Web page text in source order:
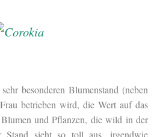
besonderen Blumenstand (neben
betrieben wird, die Wert auf das
und Pflanzen, die wild in der
Stand sieht so toll aus, irgendwie